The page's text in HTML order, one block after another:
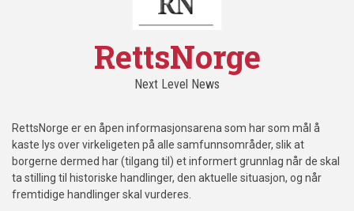
RettsNorge
Next Level News
RettsNorge er en åpen informasjonsarena som har som mål å
kaste lys over virkeligeten på alle samfunnsområder, slik at
borgerne dermed har (tilgang til) et informert grunnlag når de skal
ta stilling til historiske handlinger, den aktuelle situasjon, og når
fremtidige handlinger skal vurderes.